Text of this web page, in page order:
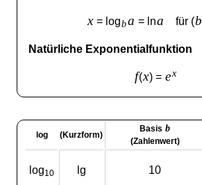
x= logba = lna für (b
Natürliche Exponentialfunktion
f(x) = ex
log (Kurzform)
Basis b
(Zahlenwert)
log10 lg 10